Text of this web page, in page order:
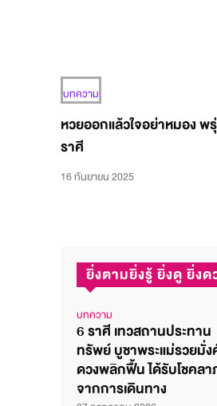
บทความ
หวยออกแล้วใจอย่าหมอง พ
ราศี
16 กันยายน 2025
ยิ่งตามยิ่งรู้ ยิ่งดู ยิ่งด
บทความ
6 ราศี เทวสถานประทาน
ทรัพย์ บูชาพระแม่รวยมั่ง
ดวงพลิกฟื้น ได้รับโชคลา
จากการเดินทาง